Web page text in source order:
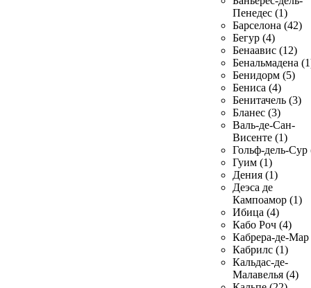
Пенедес (1)
Барселона (42)
Бегур (4)
Бенаавис (12)
Бенальмадена
Бенидорм (5)
Бениса (4)
Бенитачель (3)
Бланес (3)
Валь-де-Сан-
Висенте (1)
Гольф-дель-Сур
Гуим (1)
Дения (1)
Деэса де
Кампоамор (1)
Ибица (4)
Кабо Роч (4)
Кабрера-де-Мар
Кабрилс (1)
Кальдас-де-
Малавелья (4)